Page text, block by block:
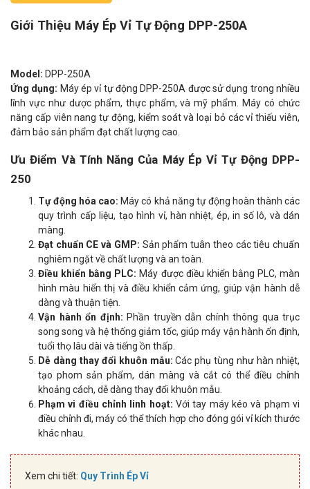
Giới Thiệu Máy Ép Vỉ Tự Động DPP-250A
Model: DPP-250A
Ứng dụng: Máy ép vỉ tự động DPP-250A được sử dụng trong nhiều
lĩnh vực như dược phẩm, thực phẩm, và mỹ phẩm. Máy có chức
năng cấp viên nang tự động, kiểm soát và loại bỏ các vỉ thiếu viên,
đảm bảo sản phẩm đạt chất lượng cao.
Ưu Điểm Và Tính Năng Của Máy Ép Vỉ Tự Động DPP-
250
Tự động hóa cao: Máy có khả năng tự động hoàn thành các
quy trình cấp liệu, tạo hình vỉ, hàn nhiệt, ép, in số lô, và dán
màng.
Đạt chuẩn CE và GMP: Sản phẩm tuân theo các tiêu chuẩn
nghiêm ngặt về chất lượng và an toàn.
Điều khiển bằng PLC: Máy được điều khiển bằng PLC, màn
hình màu hiển thị và điều khiển cảm ứng, giúp vận hành dễ
dàng và thuận tiện.
Vận hành ổn định: Phần truyền dẫn chính thông qua trục
song song và hệ thống giảm tốc, giúp máy vận hành ổn định,
tuổi thọ lâu dài và tiếng ồn thấp.
Dễ dàng thay đổi khuôn mẫu: Các phụ tùng như hàn nhiệt,
tạo phom sản phẩm, dán màng và cắt có thể điều chỉnh
khoảng cách, dễ dàng thay đổi khuôn mẫu.
Phạm vi điều chỉnh linh hoạt: Với tay máy kéo và phạm vi
điều chỉnh đi, máy có thể thích hợp cho đóng gói vỉ kích thước
khác nhau.
Xem chi tiết: Quy Trình Ép Vỉ